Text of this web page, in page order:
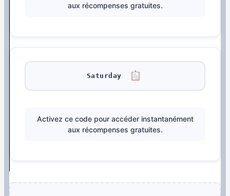
aux récompenses gratuites.
Saturday
Activez ce code pour accéder instantanément
aux récompenses gratuites.